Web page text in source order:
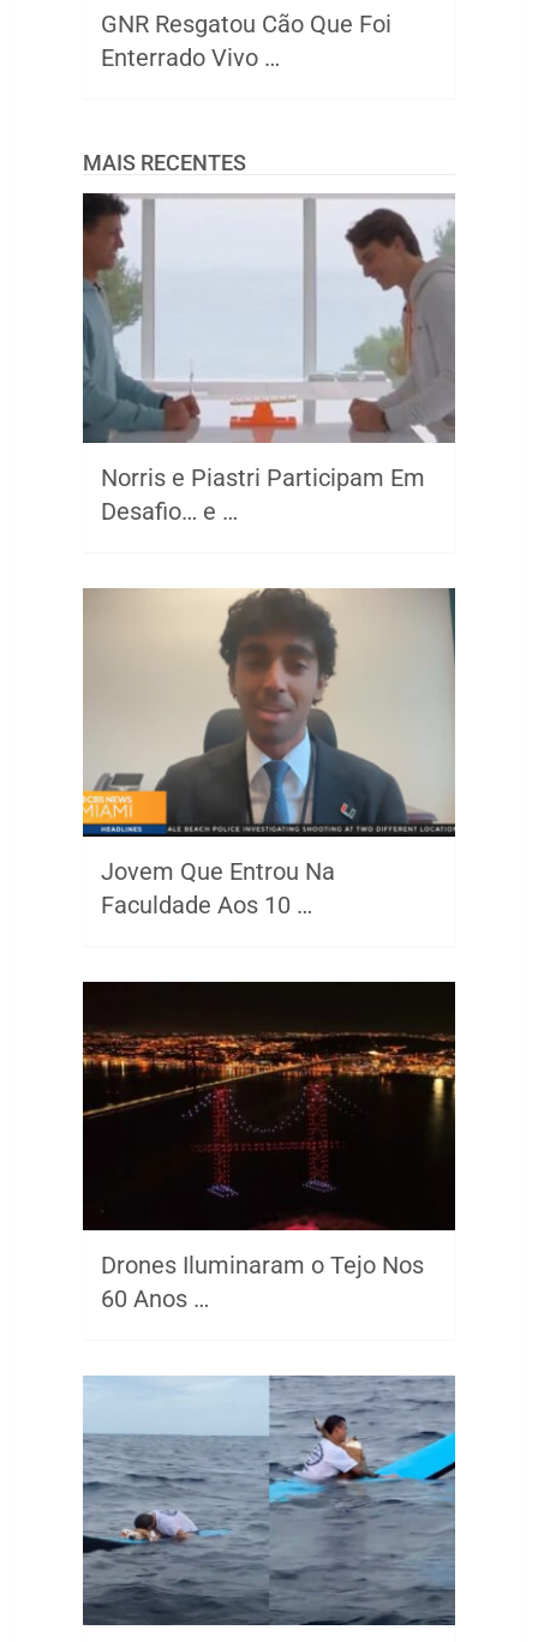
GNR Resgatou Cão Que Foi
Enterrado Vivo …
MAIS RECENTES
Norris e Piastri Participam Em
Desafio… e …
Jovem Que Entrou Na
Faculdade Aos 10 …
Drones Iluminaram o Tejo Nos
60 Anos …